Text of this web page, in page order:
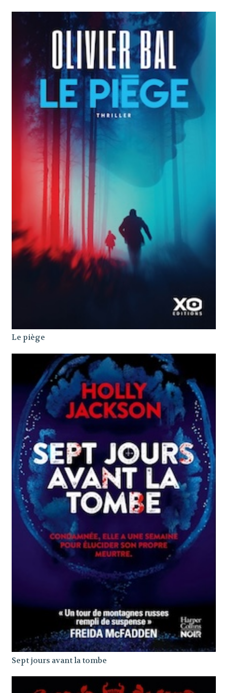
Le piège
Sept jours avant la tombe